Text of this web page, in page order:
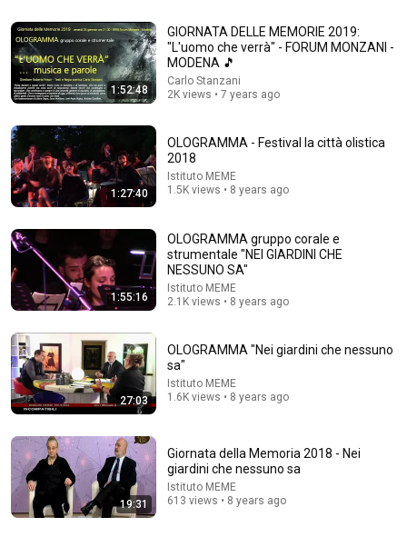
Adagio (Cello, Piano, Violin) - Beautiful Relaxing
Classical Music
ClassicalMusic Playlist
Bill Maher Says There’s No Proof for God... Then THIS
Happens
1:52:48
GIORNATA DELLE MEMORIE 2019:
"L'uomo che verrà" - FORUM MONZANI -
MODENA 🎵
Carlo Stanzani
2K views • 7 years ago
1:27:40
OLOGRAMMA - Festival la città olistica
2018
Istituto MEME
1.5K views • 8 years ago
1:55:16
OLOGRAMMA gruppo corale e
strumentale "NEI GIARDINI CHE
NESSUNO SA"
Istituto MEME
2.1K views • 8 years ago
27:03
OLOGRAMMA "Nei giardini che nessuno
sa"
Istituto MEME
1.6K views • 8 years ago
19:31
Giornata della Memoria 2018 - Nei
giardini che nessuno sa
Istituto MEME
613 views • 8 years ago